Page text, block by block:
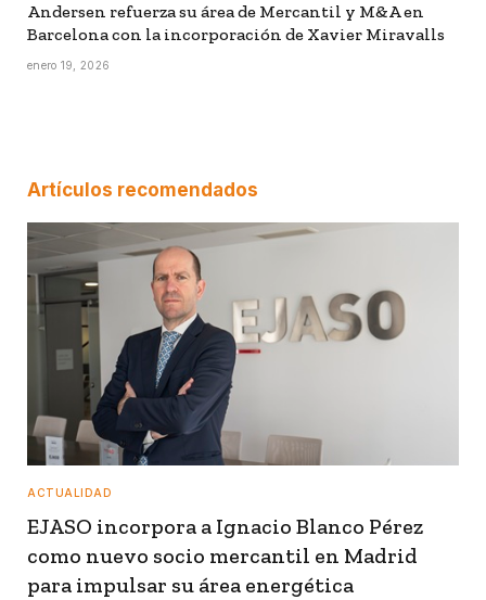
Andersen refuerza su área de Mercantil y M&A en
Barcelona con la incorporación de Xavier Miravalls
enero 19, 2026
Artículos recomendados
ACTUALIDAD
EJASO incorpora a Ignacio Blanco Pérez
como nuevo socio mercantil en Madrid
para impulsar su área energética